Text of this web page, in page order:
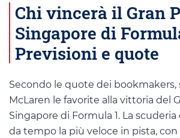
Chi vincerà il Gran
Singapore di
Previsioni e quote
Secondo le quote dei bookmakers,
McLaren le favorite alla vittoria del
Singapore di Formula 1. La
da tempo la più veloce in pista, con